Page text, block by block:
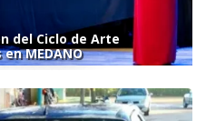
del Ciclo de Arte
MEDANO